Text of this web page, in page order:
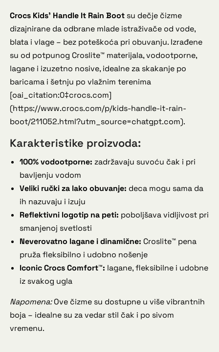
Crocs Kids’ Handle It Rain Boot su dečje čizme
dizajnirane da odbrane mlade istraživače od vode,
blata i vlage – bez poteškoća pri obuvanju. Izrađene
su od potpunog Croslite™ materijala, vodootporne,
lagane i izuzetno nosive, idealne za skakanje po
baricama i šetnju po vlažnim terenima
[oai_citation:0‡crocs.com]
(https://www.crocs.com/p/kids-handle-it-rain-
boot/211052.html?utm_source=chatgpt.com).
Karakteristike proizvoda:
100% vodootporne: zadržavaju suvoću čak i pri
bavljenju vodom
Veliki ručki za lako obuvanje: deca mogu sama da
ih nazuvaju i izuju
Reflektivni logotip na peti: poboljšava vidljivost pri
smanjenoj svetlosti
Neverovatno lagane i dinamične: Croslite™ pena
pruža fleksibilno i udobno nošenje
Iconic Crocs Comfort™: lagane, fleksibilne i udobne
iz svakog ugla
Napomena:Ove čizme su dostupne u više vibrantnih
boja – idealne su za vedar stil čak i po sivom
vremenu.